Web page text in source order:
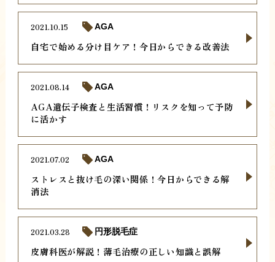
自宅で始める分け目ケア！今日からできる改善法
2021.10.15 AGA
AGA遺伝子検査と生活習慣！リスクを知って予防
に活かす
2021.08.14 AGA
ストレスと抜け毛の深い関係！今日からできる解
消法
2021.07.02 AGA
皮膚科医が解説！薄毛治療の正しい知識と誤解
2021.03.28 円形脱毛症